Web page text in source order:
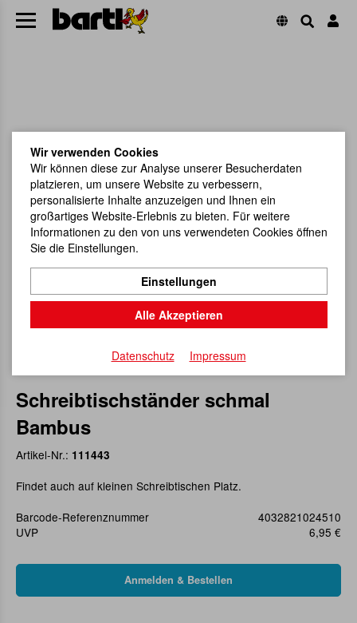
Schreibtischständer schmal
Bambus
Artikel-Nr.: 111443
Findet auch auf kleinen Schreibtischen Platz.
Barcode-Referenznummer
4032821024510
UVP
6,95 €
Wir verwenden Cookies
Wir können diese zur Analyse unserer Besucherdaten
platzieren, um unsere Website zu verbessern,
personalisierte Inhalte anzuzeigen und Ihnen ein
großartiges Website-Erlebnis zu bieten. Für weitere
Informationen zu den von uns verwendeten Cookies öffnen
Sie die Einstellungen.
Einstellungen
Alle Akzeptieren
Datenschutz Impressum